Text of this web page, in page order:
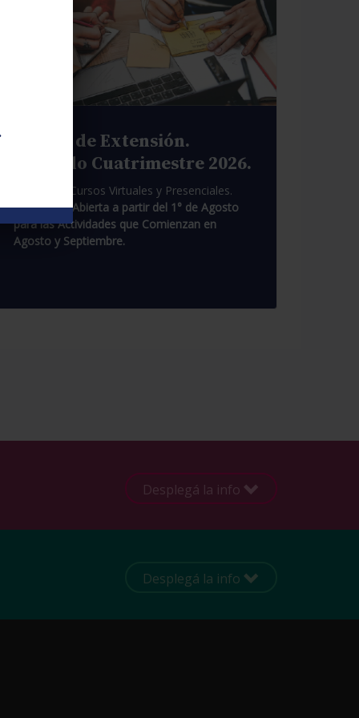
Cursos de Extensión.
Segundo Cuatrimestre 2026.
Pasantías. Cursos Virtuales y Presenciales.
Inscripción Abierta a partir del 1° de Agosto
para las Actividades que Comienzan en
Agosto y Septiembre.
Desplegá la info
Desplegá la info